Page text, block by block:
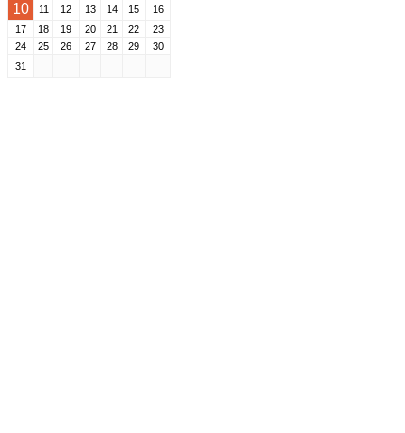
10 11 12 13 14 15
16
17
18 19 20 21 22
23
24
25 26 27 28 29
30
31